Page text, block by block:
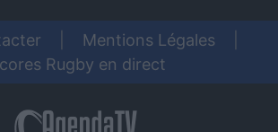
Mentions Légales
Rugby en direct